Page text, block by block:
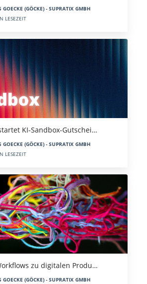
GOECKE (GÖCKE) - SUPRATIX GMBH
LESEZEIT
KI-Sandbox-Gutschei…
GOECKE (GÖCKE) - SUPRATIX GMBH
LESEZEIT
zu digitalen Produ…
GOECKE (GÖCKE) - SUPRATIX GMBH